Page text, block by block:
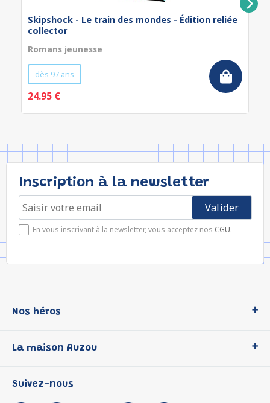
Skipshock - Le train des mondes - Édition reliée
collector
Romans jeunesse
dès 97 ans
24.95 €
Inscription à la newsletter
En vous inscrivant à la newsletter, vous acceptez nos CGU.
Nos héros
P'tit Loup
Les Influenceuses
La maison Auzou
Notre histoire
Suivez-nous